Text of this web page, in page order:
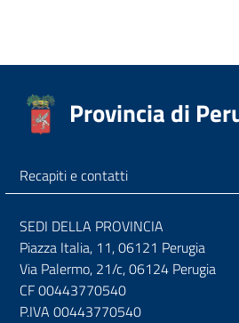
Provincia di
Recapiti e contatti
SEDI DELLA PROVINCIA
Piazza Italia, 11, 06121 Perugia
Via Palermo, 21/c, 06124 Perugia
CF 00443770540
P.IVA 00443770540